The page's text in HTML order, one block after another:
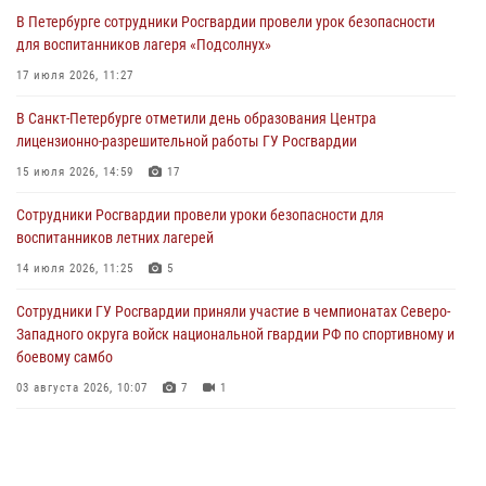
патриотическом мероприятии "Крылатая пехота"
08 августа 2026, 11:31
вневедомственной охраны, погибших при исполнении служебного
долга
07 августа 2026, 18:55 11
В Санкт-Петербурге росгвардейцы пресекли попытку руферов
подняться на крышу одного из городских соборов
07 августа 2026, 12:04
В Петербурге сотрудники Росгвардии провели урок безопасности
для воспитанников лагеря «Подсолнух»
17 июля 2026, 11:27
В Санкт-Петербурге отметили день образования Центра
лицензионно-разрешительной работы ГУ Росгвардии
15 июля 2026, 14:59 17
Сотрудники Росгвардии провели уроки безопасности для
воспитанников летних лагерей
14 июля 2026, 11:25 5
Сотрудники ГУ Росгвардии приняли участие в чемпионатах Северо-
Западного округа войск национальной гвардии РФ по спортивному и
боевому самбо
03 августа 2026, 10:07 7 1